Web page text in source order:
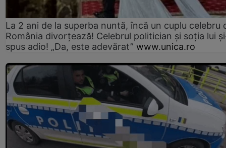
La 2 ani de la superba nuntă, încă un cuplu celebru
România divorțează! Celebrul politician și soția lui
spus adio! „Da, este adevărat” www.unica.ro